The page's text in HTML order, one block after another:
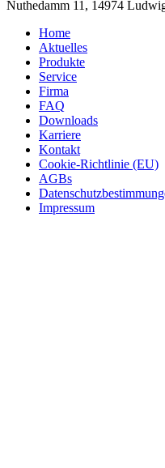
Nuthedamm 11, 14974
Home
Aktuelles
Produkte
Service
Firma
FAQ
Downloads
Karriere
Kontakt
Cookie-Richtlinie (EU)
AGBs
Impressum